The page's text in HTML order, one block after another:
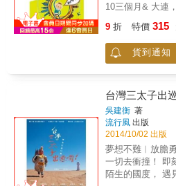
感動、激動
氣變了，世界也變得無限
有笑、有淚的石
人生轉折處，感
點，屬於心靈的
我，突然間一切
&hellip;&hellip;結
的一份大禮，永
最終歸宿，他決
骨、靈性充滿的
簡單生活。 & 從崇尚刺激挑戰的冒險家轉變為
一個平安喜樂的
歷的精華濃縮於
芬德角的暖爐邊
摯，理念溫暖動
走，而是一次真
10三個月& 大連，喜歡海邊垂釣的話，請務必
月到隔年1月，& 而吉隆坡則剛好相反，以免遇
上降雨高峰期！
9 折 特價 315
貨到通知
台灣三太子出
吳建衡 著
流行風 出版
2014/10/02 出版
夢想不難︱放膽勇敢向前
一切去衝撞！ 即刻出發︱人生就該自己走！ 在
陌生的國度， 遇見最真誠的微笑。 交到最知心